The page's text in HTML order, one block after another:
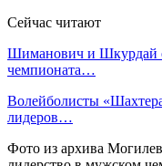
Сейчас читают
Шиманович и Шкурдай
чемпионата…
Волейболисты
лидеров…
Фото из архива